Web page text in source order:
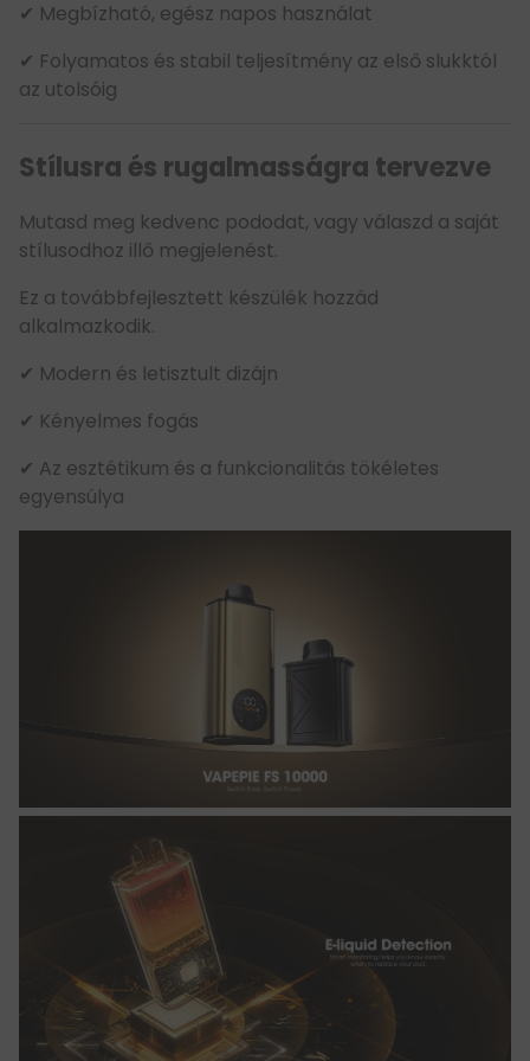
✔ Megbízható, egész napos használat
✔ Folyamatos és stabil teljesítmény az első slukktól
az utolsóig
Stílusra és rugalmasságra tervezve
Mutasd meg kedvenc pododat, vagy válaszd a saját
stílusodhoz illő megjelenést.
Ez a továbbfejlesztett készülék hozzád
alkalmazkodik.
✔ Modern és letisztult dizájn
✔ Kényelmes fogás
✔ Az esztétikum és a funkcionalitás tökéletes
egyensúlya